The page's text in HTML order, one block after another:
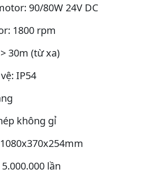
90/80W 24V DC
1800 rpm
30m (từ xa)
IP54
không gỉ
lần